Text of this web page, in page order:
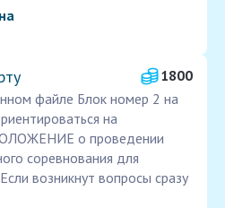
1800
файле Блок номер 2 на
на
о проведении
соревнования для
возникнут вопросы сразу